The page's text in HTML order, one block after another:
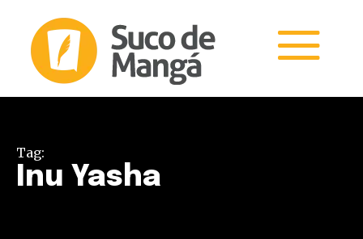
Tag:
Inu Yasha